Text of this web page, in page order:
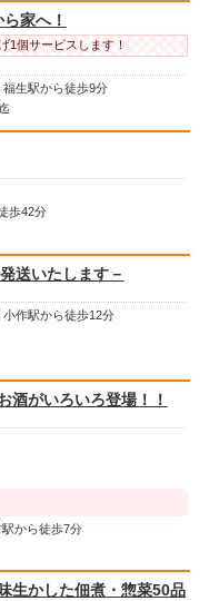
家へ！
1個サービスします！
福生駅から徒歩9分
歩42分
送いたします－
小作駅から徒歩12分
酒がいろいろ登場！！
から徒歩7分
生かした佃煮・惣菜50品